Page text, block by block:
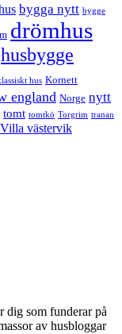
bygga nytt bygge
drömhus
husbygge
hus Kornett
england Norge nytt
tomt tomtkö Torgrim tranan
Villa västervik
dig som funderar på
av husbloggar